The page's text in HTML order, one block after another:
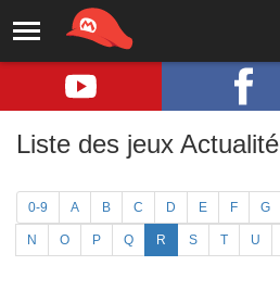
Liste des jeux Actualité
0-9 A B C D E F G
N O P Q R S T U